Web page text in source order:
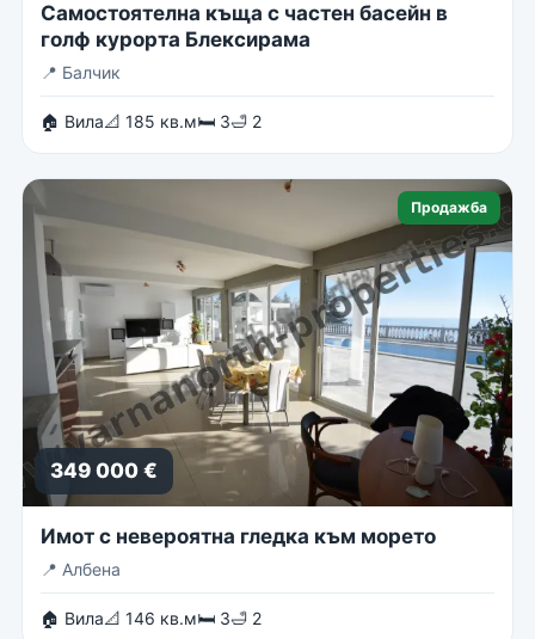
Самостоятелна къща с частен басейн в
голф курорта Блексирама
📍 Балчик
🏠 Вила📐 185 кв.м🛏 3🛁 2
Продажба
349 000 €
Имот с невероятна гледка към морето
📍 Албена
🏠 Вила📐 146 кв.м🛏 3🛁 2